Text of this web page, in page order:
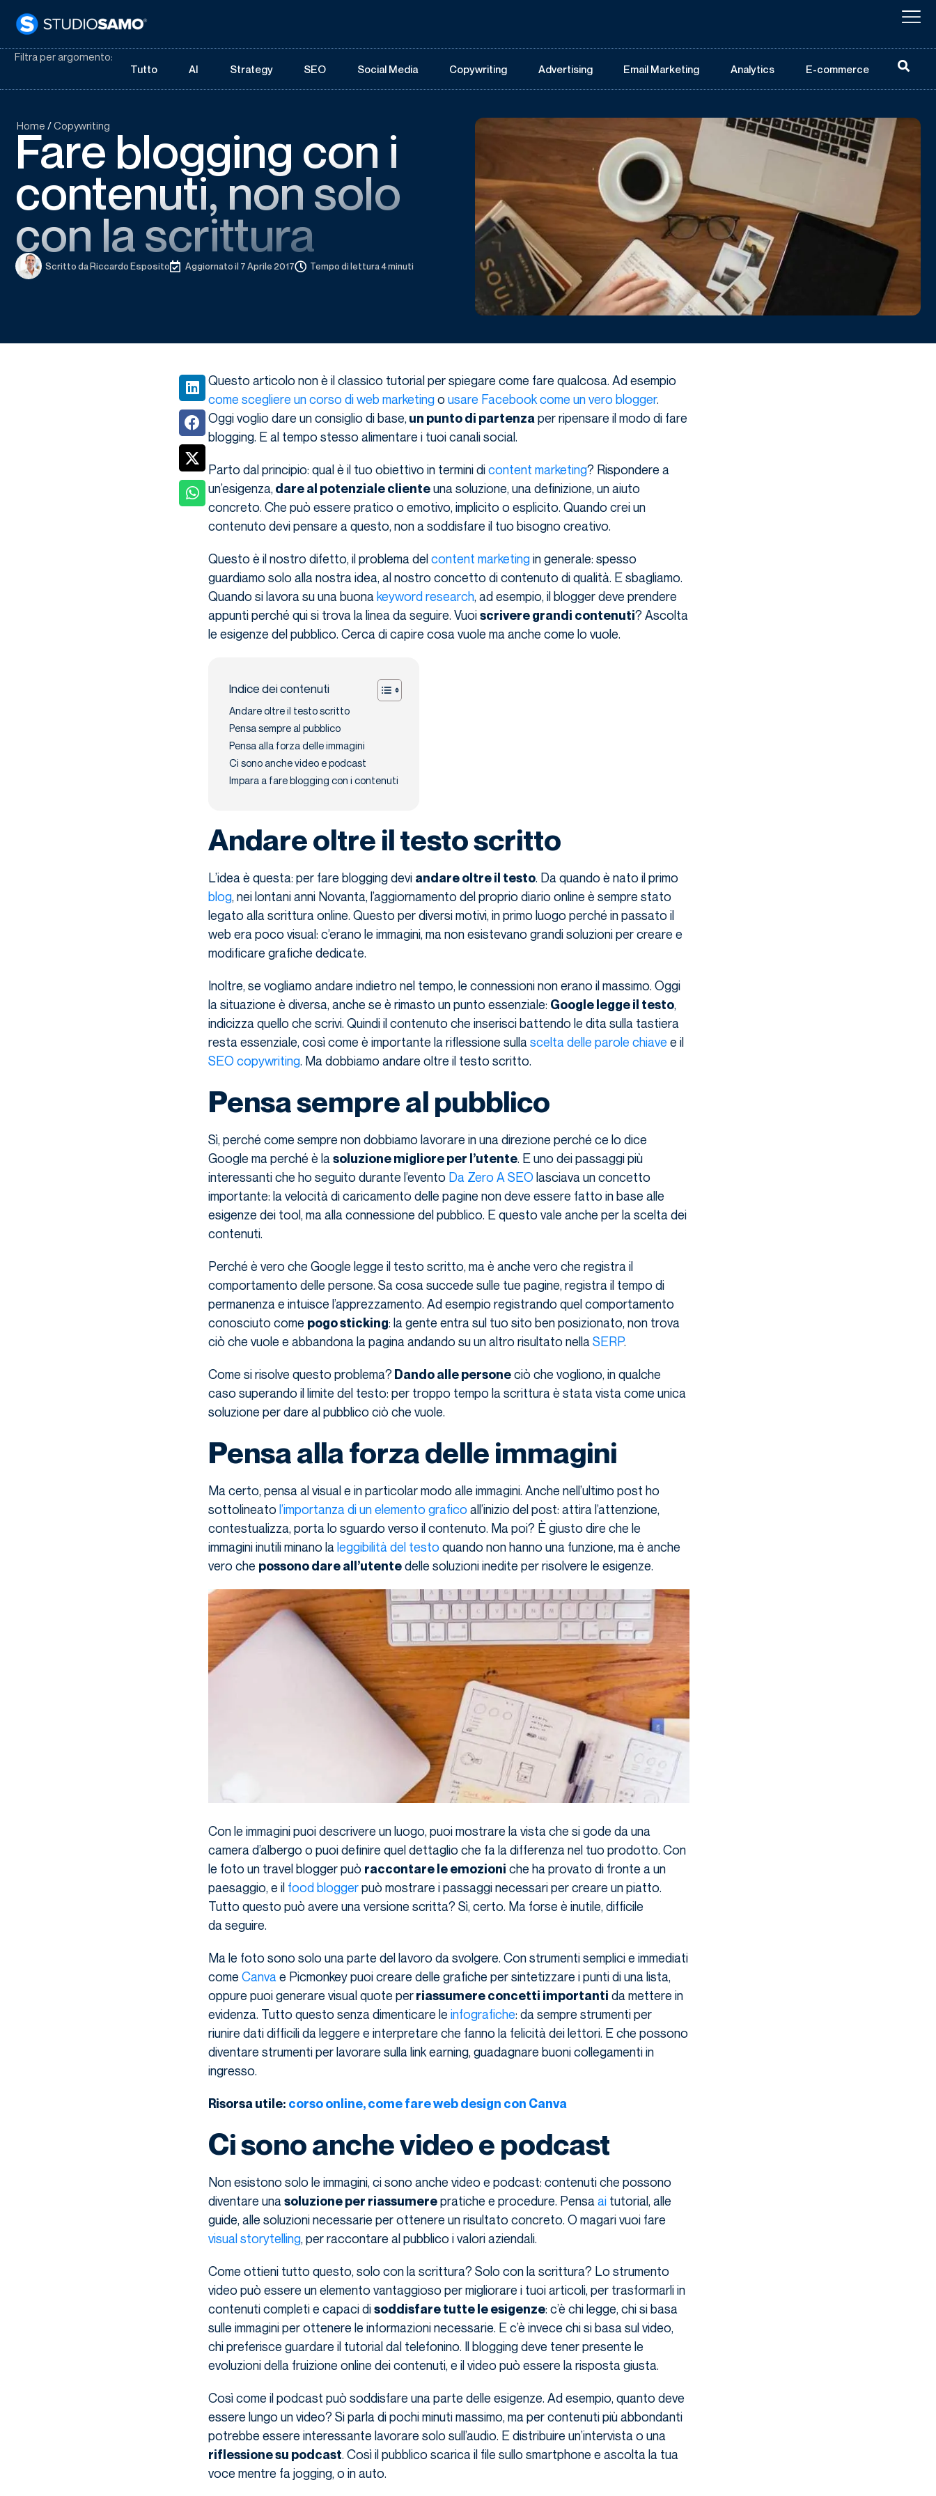
Filtra per argomento:
Tutto
AI Strategy SEO Social Media Copywriting Advertising Email Marketing Analytics E-commerce
Home /Copywriting
Fare blogging con i
contenuti, non solo
con la scrittura
Scritto daRiccardo Esposito Aggiornato il 7 Aprile 2017 Tempo di lettura 4 minuti
Questo articolo non è il classico tutorial per spiegare come fare qualcosa. Ad esempio
come scegliere un corso di web marketingo usare Facebook come un vero blogger.
Oggi voglio dare un consiglio di base, un punto di partenza per ripensare il modo di fare
blogging. E al tempo stesso alimentare i tuoi canali social.
Parto dal principio: qual è il tuo obiettivo in termini dicontent marketing? Rispondere a
un’esigenza, dare al potenziale clienteuna soluzione, una definizione, un aiuto
concreto. Che può essere pratico o emotivo, implicito o esplicito. Quando crei un
contenuto devi pensare a questo, non a soddisfare il tuo bisogno creativo.
Questo è il nostro difetto, il problema delcontent marketingin generale: spesso
guardiamo solo alla nostra idea, al nostro concetto di contenuto di qualità. E sbagliamo.
Quando si lavora su una buona keyword research, ad esempio, il blogger deve prendere
appunti perché qui si trova la linea da seguire. Vuoiscrivere grandi contenuti? Ascolta
le esigenze del pubblico. Cerca di capire cosa vuole ma anche come lo vuole.
Indice dei contenuti
Andare oltre il testo scritto
Pensa sempre al pubblico
Pensa alla forza delle immagini
Ci sono anche video e podcast
Impara a fare blogging con i contenuti
Andare oltre il testo scritto
L’idea è questa: per fare blogging devi andare oltre il testo. Da quando è nato il primo
blog, nei lontani anni Novanta, l’aggiornamento del proprio diario online è sempre stato
legato alla scrittura online. Questo per diversi motivi, in primo luogo perché in passato il
web era poco visual: c’erano le immagini, ma non esistevano grandi soluzioni per creare e
modificare grafiche dedicate.
Inoltre, se vogliamo andare indietro nel tempo, le connessioni non erano il massimo. Oggi
la situazione è diversa, anche se è rimasto un punto essenziale: Google legge il testo,
indicizza quello che scrivi. Quindi il contenuto che inserisci battendo le dita sulla tastiera
resta essenziale, così come è importante la riflessione sulla scelta delle parole chiave e il
SEO copywriting. Ma dobbiamo andare oltre il testo scritto.
Pensa sempre al pubblico
Sì, perché come sempre non dobbiamo lavorare in una direzione perché ce lo dice
Google ma perché è la soluzione migliore per l’utente. E uno dei passaggi più
interessanti che ho seguito durante l’evento Da Zero A SEO lasciava un concetto
importante: la velocità di caricamento delle pagine non deve essere fatto in base alle
esigenze dei tool, ma alla connessione del pubblico. E questo vale anche per la scelta dei
contenuti.
Perché è vero che Google legge il testo scritto, ma è anche vero che registra il
comportamento delle persone. Sa cosa succede sulle tue pagine, registra il tempo di
permanenza e intuisce l’apprezzamento. Ad esempio registrando quel comportamento
conosciuto come pogo sticking: la gente entra sul tuo sito ben posizionato, non trova
ciò che vuole e abbandona la pagina andando su un altro risultato nella SERP.
Come si risolve questo problema?Dando alle personeciò che vogliono, in qualche
caso superando il limite del testo: per troppo tempo la scrittura è stata vista come unica
soluzione per dare al pubblico ciò che vuole.
Pensa alla forza delle immagini
Ma certo, pensa al visual e in particolar modo alle immagini. Anche nell’ultimo post ho
sottolineato l’importanza di un elemento grafico all’inizio del post: attira l’attenzione,
contestualizza, porta lo sguardo verso il contenuto. Ma poi? È giusto dire che le
immagini inutili minano la leggibilità del testo quando non hanno una funzione, ma è anche
vero che possono dare all’utentedelle soluzioni inedite per risolvere le esigenze.
Con le immagini puoi descrivere un luogo, puoi mostrare la vista che si gode da una
camera d’albergo o puoi definire quel dettaglio che fa la differenza nel tuo prodotto. Con
le foto un travel blogger può raccontare le emozioni che ha provato di fronte a un
paesaggio, e il food bloggerpuò mostrare i passaggi necessari per creare un piatto.
Tutto questo può avere una versione scritta? Sì, certo. Ma forse è inutile, difficile
da seguire.
Ma le foto sono solo una parte del lavoro da svolgere. Con strumenti semplici e immediati
come Canva e Picmonkey puoi creare delle grafiche per sintetizzare i punti di una lista,
oppure puoi generare visual quote perriassumere concetti importanti da mettere in
evidenza. Tutto questo senza dimenticare le infografiche: da sempre strumenti per
riunire dati difficili da leggere e interpretare che fanno la felicità dei lettori. E che possono
diventare strumenti per lavorare sulla link earning, guadagnare buoni collegamenti in
ingresso.
Risorsa utile: corso online, come fare web design con Canva
Ci sono anche video e podcast
Non esistono solo le immagini, ci sono anche video e podcast: contenuti che possono
diventare una soluzione per riassumerepratiche e procedure. Pensa aitutorial, alle
guide, alle soluzioni necessarie per ottenere un risultato concreto. O magari vuoi fare
visual storytelling, per raccontare al pubblico i valori aziendali.
Come ottieni tutto questo, solo con la scrittura? Solo con la scrittura? Lo strumento
video può essere un elemento vantaggioso per migliorare i tuoi articoli, per trasformarli in
contenuti completi e capaci disoddisfare tutte le esigenze: c’è chi legge, chi si basa
sulle immagini per ottenere le informazioni necessarie. E c’è invece chi si basa sul video,
chi preferisce guardare il tutorial dal telefonino. Il blogging deve tener presente le
evoluzioni della fruizione online dei contenuti, e il video può essere la risposta giusta.
Così come il podcast può soddisfare una parte delle esigenze. Ad esempio, quanto deve
essere lungo un video? Si parla di pochi minuti massimo, ma per contenuti più abbondanti
potrebbe essere interessante lavorare solo sull’audio. E distribuire un’intervista o una
riflessione su podcast. Così il pubblico scarica il file sullo smartphone e ascolta la tua
voce mentre fa jogging, o in auto.